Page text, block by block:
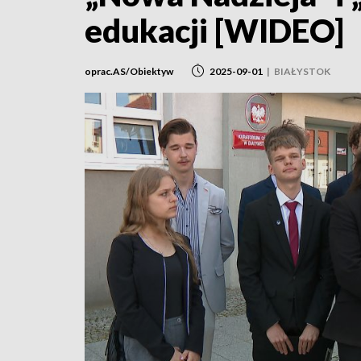
edukacji [WIDEO]
oprac.AS/Obiektyw 2025-09-01 | BIAŁYSTOK